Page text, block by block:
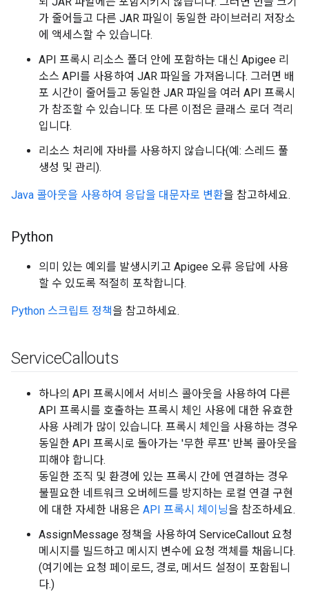
가 줄어들고 다른 JAR 파일이 동일한 라이브러리 저장소
에 액세스할 수 있습니다.
API 프록시 리소스 폴더 안에 포함하는 대신 Apigee 리
소스 API를 사용하여 JAR 파일을 가져옵니다. 그러면 배
포 시간이 줄어들고 동일한 JAR 파일을 여러 API 프록시
가 참조할 수 있습니다. 또 다른 이점은 클래스 로더 격리
입니다.
리소스 처리에 자바를 사용하지 않습니다(예: 스레드 풀
생성 및 관리).
Java 콜아웃을 사용하여 응답을 대문자로 변환을 참고하세요.
Python
의미 있는 예외를 발생시키고 Apigee 오류 응답에 사용
할 수 있도록 적절히 포착합니다.
Python 스크립트 정책 을 참고하세요.
ServiceCallouts
하나의 API 프록시에서 서비스 콜아웃을 사용하여 다른
API 프록시를 호출하는 프록시 체인 사용에 대한 유효한
사용 사례가 많이 있습니다. 프록시 체인을 사용하는 경우
동일한 API 프록시로 돌아가는 '무한 루프' 반복 콜아웃을
피해야 합니다.
동일한 조직 및 환경에 있는 프록시 간에 연결하는 경우
불필요한 네트워크 오버헤드를 방지하는 로컬 연결 구현
에 대한 자세한 내용은 API 프록시 체이닝을 참조하세요.
AssignMessage 정책을 사용하여 ServiceCallout 요청
메시지를 빌드하고 메시지 변수에 요청 객체를 채웁니다.
(여기에는 요청 페이로드, 경로, 메서드 설정이 포함됩니
다.)